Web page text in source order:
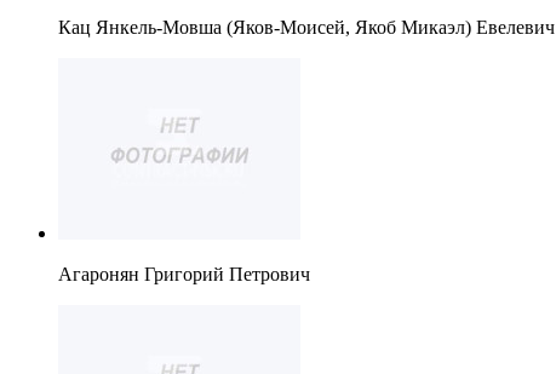
Кац Янкель-Мовша (Яков-Моисей, Якоб Микаэл) Евелевич
Агаронян Григорий Петрович